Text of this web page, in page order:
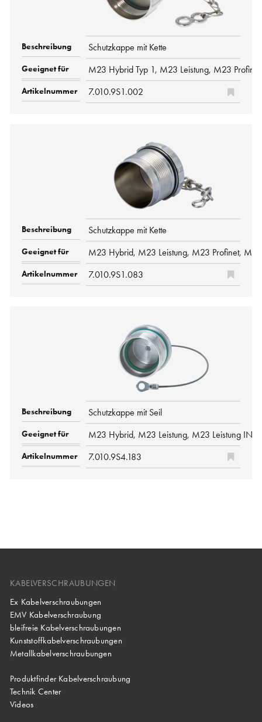
Schutzkappe mit Kette
M23 Hybrid Typ 1, M23 Leistung, M23
7.010.9S1.002
Schutzkappe mit Kette
M23 Hybrid, M23 Leistung, M23 Profinet,
7.010.9S1.083
Schutzkappe mit Seil
M23 Hybrid, M23 Leistung, M23 Leistung
7.010.9S4.183
KABELVERSCHRAUBUNGEN
Ex Kabelverschraubungen
EMV Kabelverschraubung
bleifreie Kabelverschraubungen
Kunststoffkabelverschraubungen
Metallkabelverschraubungen
Produktfinder Kabelverschraubung
Technik Center
Videos